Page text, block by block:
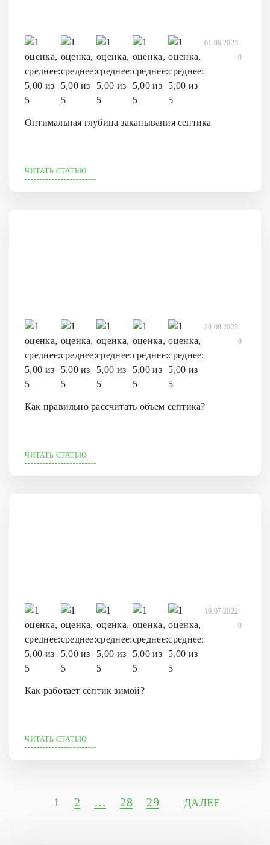
01.09.2023
0
Оптимальная глубина закапывания септика
ЧИТАТЬ СТАТЬЮ
28.08.2023
0
Как правильно рассчитать объем септика?
ЧИТАТЬ СТАТЬЮ
19.07.2022
0
Как работает септик зимой?
ЧИТАТЬ СТАТЬЮ
1 2 … 28 29 ДАЛЕЕ